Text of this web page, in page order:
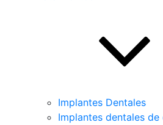
Implantes Dentales
Implantes dentales